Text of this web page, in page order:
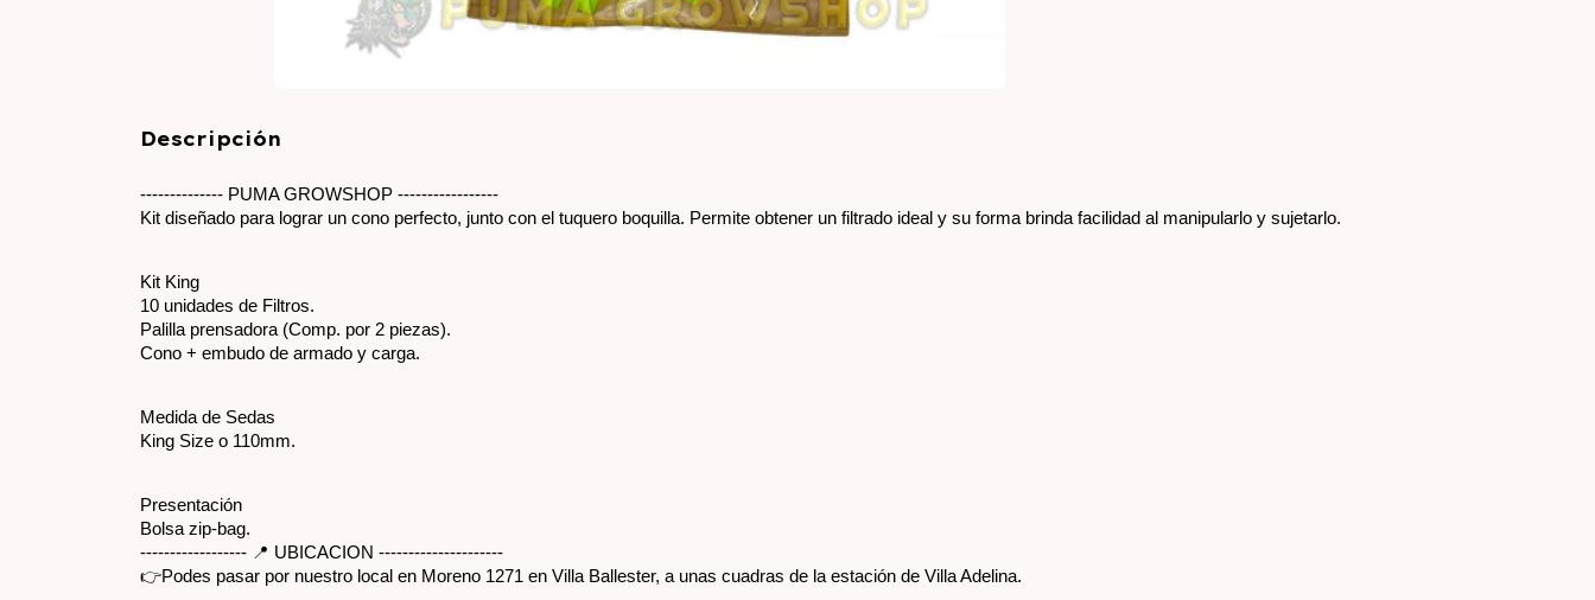
Descripción
-------------- PUMA GROWSHOP -----------------
Kit diseñado para lograr un cono perfecto, junto con el tuquero boquilla. Permite obtener un filtrado ideal y su forma brinda facilidad al manipularlo y sujetarlo.
Kit King
10 unidades de Filtros.
Palilla prensadora (Comp. por 2 piezas).
Cono + embudo de armado y carga.
Medida de Sedas
King Size o 110mm.
Presentación
Bolsa zip-bag.
------------------ 📍 UBICACION ---------------------
👉Podes pasar por nuestro local en Moreno 1271 en Villa Ballester, a unas cuadras de la estación de Villa Adelina.